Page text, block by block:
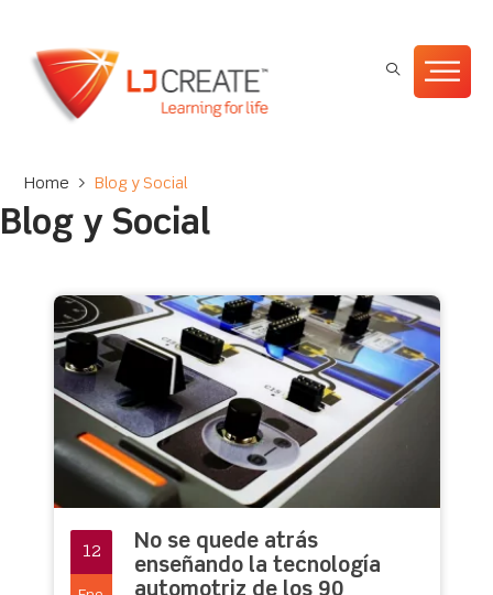
Home > Blog y Social
Blog y Social
12
No se quede atrás
enseñando la tecnología